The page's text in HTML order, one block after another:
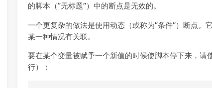
的脚本（“无标题”）中的断点是无效的。
一个更复杂的做法是使用动态（或称为“条件”）断点。
某一种情况有关联。
要在某个变量被赋予一个新值的时候使脚本停下来，请
行）：